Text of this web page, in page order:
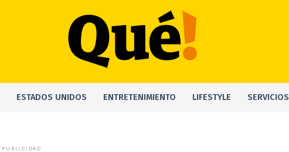
ESTADOS UNIDOS ENTRETENIMIENTO LIFESTYLE SERVICIOS
PUBLICIDAD